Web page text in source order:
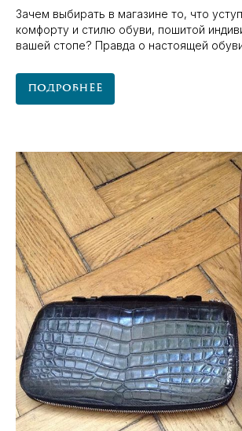
Зачем выбирать в магазине то, что
комфорту и стилю обуви, пошитой
вашей стопе? Правда о настоящей
Подробнее